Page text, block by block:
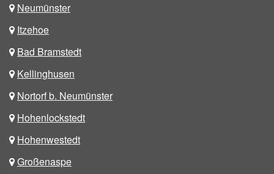
Neumünster
Itzehoe
Bad Bramstedt
Kellinghusen
Nortorf b. Neumünster
Hohenlockstedt
Hohenwestedt
Großenaspe